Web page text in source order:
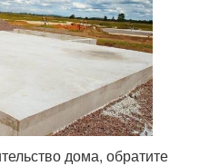
дома, обратите